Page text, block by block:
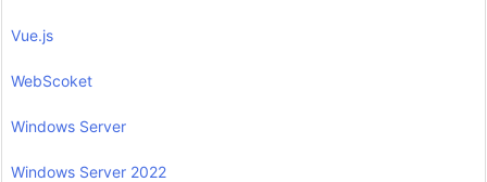
Vue.js
WebScoket
Windows Server
Windows Server 2022